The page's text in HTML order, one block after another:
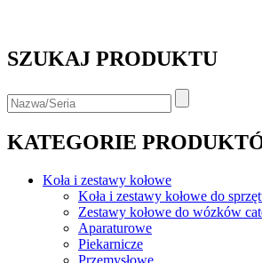
SZUKAJ PRODUKTU
KATEGORIE
Koła i zestawy kołowe
Koła i zestawy kołowe do
Zestawy kołowe do wózków
Aparaturowe
Piekarnicze
Przemysłowe